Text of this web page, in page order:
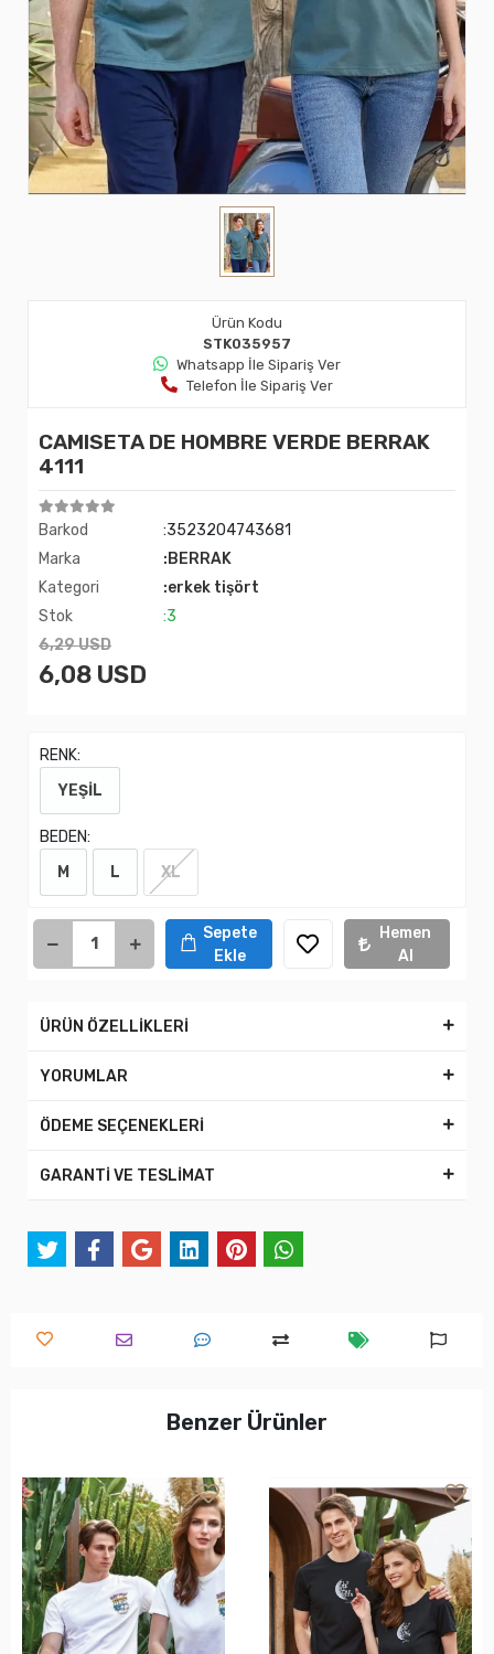
Ürün Kodu
STK035957
Whatsapp İle Sipariş Ver
Telefon İle Sipariş Ver
CAMISETA DE HOMBRE VERDE BERRAK
4111
Barkod
:3523204743681
Marka
:BERRAK
Kategori
:erkek tişört
Stok
:3
6,29 USD
6,08 USD
RENK:
YEŞİL
BEDEN:
M
L XL
Sepete
Ekle
Hemen
Al
ÜRÜN ÖZELLİKLERİ
YORUMLAR
ÖDEME SEÇENEKLERİ
GARANTİ VE TESLİMAT
Benzer Ürünler